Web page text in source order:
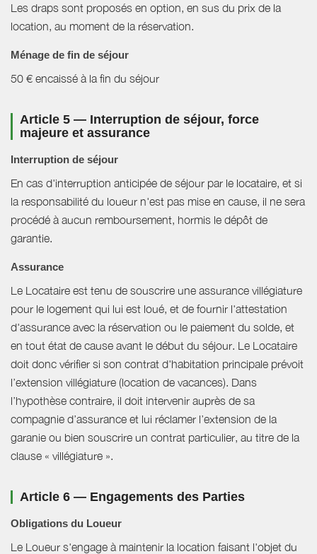
Les draps sont proposés en option, en sus du prix de la
location, au moment de la réservation.
Ménage de fin de séjour
50 € encaissé à la fin du séjour
Article 5 — Interruption de séjour, force
majeure et assurance
Interruption de séjour
En cas d'interruption anticipée de séjour par le locataire, et si
la responsabilité du loueur n'est pas mise en cause, il ne sera
procédé à aucun remboursement, hormis le dépôt de
garantie.
Assurance
Le Locataire est tenu de souscrire une assurance villégiature
pour le logement qui lui est loué, et de fournir l'attestation
d'assurance avec la réservation ou le paiement du solde, et
en tout état de cause avant le début du séjour. Le Locataire
doit donc vérifier si son contrat d'habitation principale prévoit
l’extension villégiature (location de vacances). Dans
l’hypothèse contraire, il doit intervenir auprès de sa
compagnie d’assurance et lui réclamer l’extension de la
garanie ou bien souscrire un contrat particulier, au titre de la
clause « villégiature ».
Article 6 — Engagements des Parties
Obligations du Loueur
Le Loueur s'engage à maintenir la location faisant l'objet du